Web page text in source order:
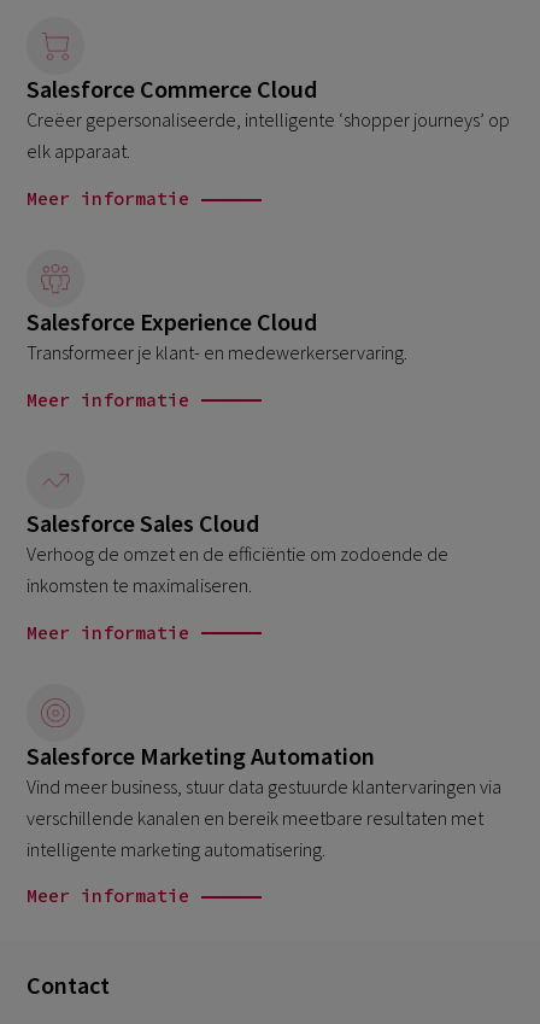
Salesforce Commerce Cloud
Creëer gepersonaliseerde, intelligente ‘shopper journeys’ op
elk apparaat.
Meer informatie
Salesforce Experience Cloud
Transformeer je klant- en medewerkerservaring.
Meer informatie
Salesforce Sales Cloud
Verhoog de omzet en de efficiëntie om zodoende de
inkomsten te maximaliseren.
Meer informatie
Salesforce Marketing Automation
Vind meer business, stuur data gestuurde klantervaringen via
verschillende kanalen en bereik meetbare resultaten met
intelligente marketing automatisering.
Meer informatie
Contact